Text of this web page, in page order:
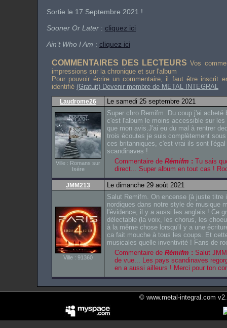
Sortie le 17 Septembre 2021 !
Sooner Or Later : cliquez ici
Ain’t Who I Am : cliquez ici
COMMENTAIRES DES LECTEURS Vos
impressions sur la chronique et sur l'album
Pour pouvoir écrire un commentaire, il faut être inscrit
identifié (Gratuit) Devenir membre de METAL INTEGRAL
Laudrome26 Le samedi 25 septembre 2021
Ville : Romans sur
Isére
Super chro Remifm. Du coup j'ai acheté
c'est l'album le moins accessible sur
que mon avis.J'ai eu du mal à rentrer
trois écoutes je suis complètement
ces britanniques, c'est vrai ils sont
scandinaves !
Commentaire de Rémifm : Tu sais
direct... Super album en tout cas !
JMM213 Le dimanche 29 août 2021
Ville : 91360
Salut Remifm. On encense (à juste titre
nordiques dans notre style de musique
l'évidence, il y a aussi les anglais ! Ce
délectable (la voix, les chorus, les
à la même chose lorsqu'il y a une
ca fait mouche à tous les coups. Et
musicales quelle inventivité ! Fans de
Commentaire de Rémifm : Salut
de vue... Les pays scandinaves
en a aussi ailleurs ! Merci pour ton
© www.metal-integral.com